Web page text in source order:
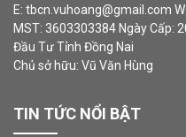
E: tbcn.vuhoang@gmail.com
MST: 3603303384 Ngày Cấp:
Đầu Tư Tỉnh Đồng Nai
Chủ sở hữu: Vũ Văn Hùng
TIN TỨC NỔI BẬT